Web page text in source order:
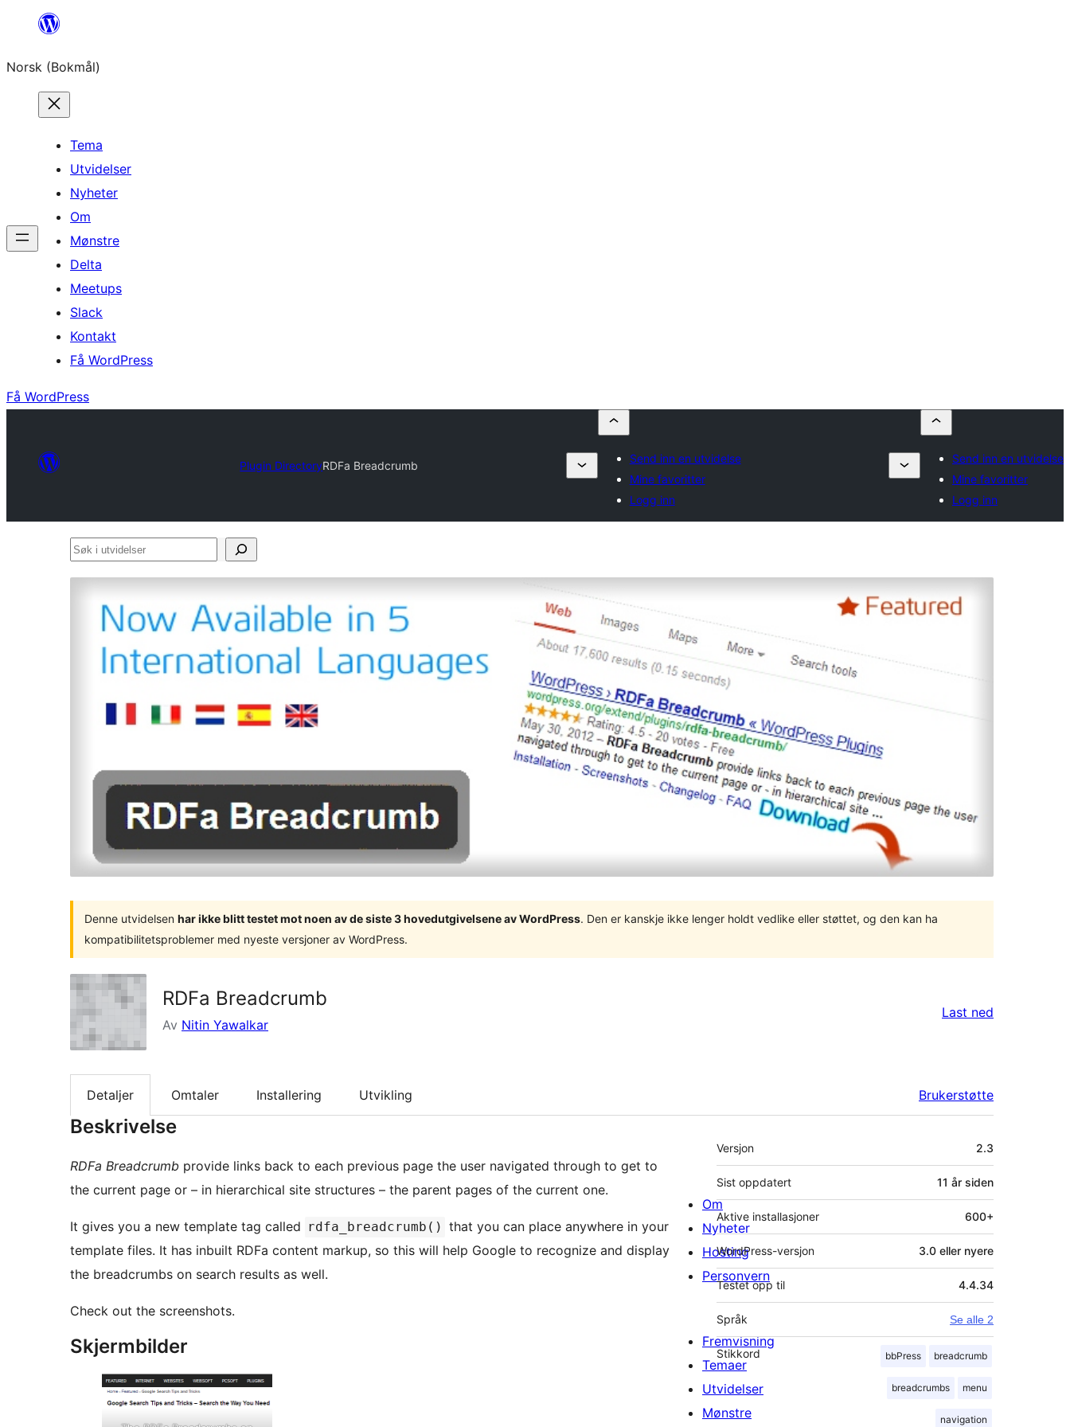
Hopp
innhold
Norsk (Bokmål)
Tema
Utvidelser
Nyheter
Om
Mønstre
Delta
Meetups
Slack
Kontakt
Få WordPress
Få WordPress
Plugin DirectoryRDFa Breadcrumb
Send inn en utvidelse
Mine favoritter
Logg inn
Send inn en utvidelse
Mine favoritter
Logg inn
Søk
Denne utvidelsen har ikke blitt testet mot noen av de siste 3 hovedutgivelsene av WordPress. Den er kanskje ikke lenger holdt vedlike eller støttet, og den kan ha
kompatibilitetsproblemer med nyeste versjoner av WordPress.
RDFa Breadcrumb
Av Nitin Yawalkar
Last ned
Detaljer Omtaler Installering Utvikling Brukerstøtte
Beskrivelse
RDFa Breadcrumb provide links back to each previous page the user navigated through to get to
the current page or – in hierarchical site structures – the parent pages of the current one.
It gives you a new template tag called rdfa_breadcrumb() that you can place anywhere in your
template files. It has inbuilt RDFa content markup, so this will help Google to recognize and display
the breadcrumbs on search results as well.
Check out the screenshots.
Skjermbilder
Meta
Versjon 2.3
Sist oppdatert 11 år siden
Aktive installasjoner 600+
WordPress-versjon 3.0 eller nyere
Testet opp til 4.4.34
Språk Se alle 2
Stikkord bbPress breadcrumb
breadcrumbs menu
navigation
Om
Nyheter
Hosting
Personvern
Fremvisning
Temaer
Utvidelser
Mønstre